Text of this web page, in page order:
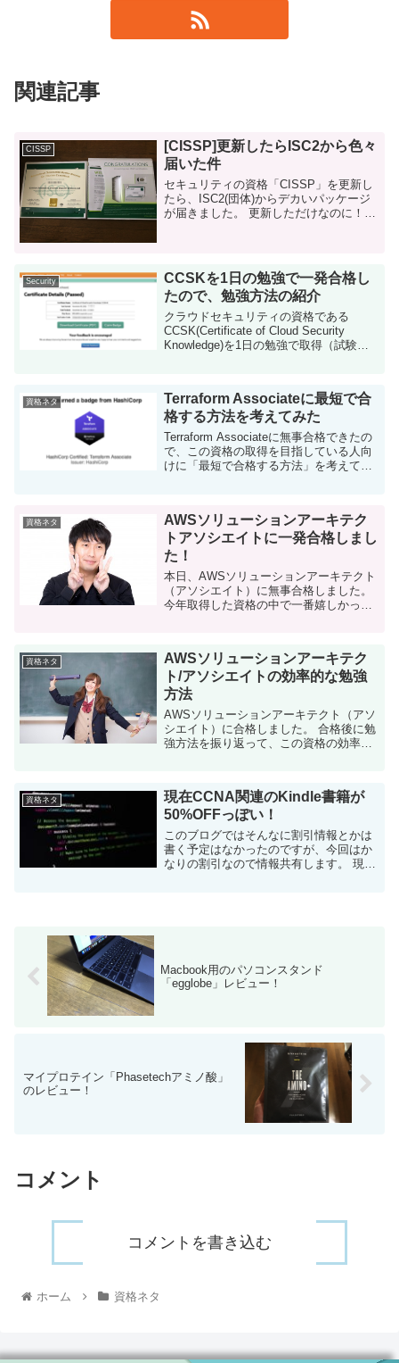
関連記事
CISSP
[CISSP]更新したらISC2から色々
届いた件
セキュリティの資格「CISSP」を更新し
たら、ISC2(団体)からデカいパッケージ
が届きました。 更新しただけなのに！テ
Security
CCSKを1日の勉強で一発合格し
たので、勉強方法の紹介
クラウドセキュリティの資格である
CCSK(Certificate of Cloud Security
Knowledge)を1日の勉強で取得（試験に
資格ネタ
Terraform Associateに最短で合
格する方法を考えてみた
Terraform Associateに無事合格できたの
で、この資格の取得を目指している人向
けに「最短で合格する方法」を考えてみ
資格ネタ
AWSソリューションアーキテク
トアソシエイトに一発合格しまし
た！
本日、AWSソリューションアーキテクト
（アソシエイト）に無事合格しました。
今年取得した資格の中で一番嬉しかった
資格ネタ
AWSソリューションアーキテク
ト/アソシエイトの効率的な勉強
方法
AWSソリューションアーキテクト（アソ
シエイト）に合格しました。 合格後に勉
強方法を振り返って、この資格の効率的
資格ネタ
現在CCNA関連のKindle書籍が
50%OFFっぽい！
このブログではそんなに割引情報とかは
書く予定はなかったのですが、今回はか
なりの割引なので情報共有します。 現在
Macbook用のパソコンスタンド
「egglobe」レビュー！
マイプロテイン「Phasetechアミノ酸」
のレビュー！
コメント
コメントを書き込む
ホーム 資格ネタ